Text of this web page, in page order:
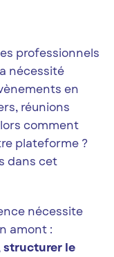
professionnels
nécessité
en
réunions
comment
plateforme ?
dans cet
nécessite
amont :
structurer le